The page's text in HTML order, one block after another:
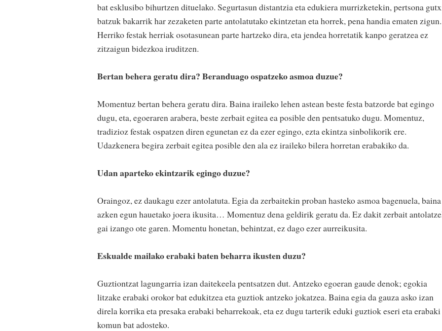
bat esklusibo bihurtzen dituelako. Segurtasun distantzia eta edukiera murrizketekin, pertsona
batzuk bakarrik har zezaketen parte antolatutako ekintzetan eta horrek, pena handia ematen zigun.
Herriko festak herriak osotasunean parte hartzeko dira, eta jendea horretatik kanpo geratzea ez
zitzaigun bidezkoa iruditzen.
Bertan behera geratu dira? Beranduago ospatzeko asmoa duzue?
Momentuz bertan behera geratu dira. Baina iraileko lehen astean beste festa batzorde bat egingo
dugu, eta, egoeraren arabera, beste zerbait egitea ea posible den pentsatuko dugu. Momentuz,
tradizioz festak ospatzen diren egunetan ez da ezer egingo, ezta ekintza sinbolikorik ere.
Udazkenera begira zerbait egitea posible den ala ez iraileko bilera horretan erabakiko da.
Udan aparteko ekintzarik egingo duzue?
Oraingoz, ez daukagu ezer antolatuta. Egia da zerbaitekin proban hasteko asmoa bagenuela, baina
azken egun hauetako joera ikusita… Momentuz dena geldirik geratu da. Ez dakit zerbait
gai izango ote garen. Momentu honetan, behintzat, ez dago ezer aurreikusita.
Eskualde mailako erabaki baten beharra ikusten duzu?
Guztiontzat lagungarria izan daitekeela pentsatzen dut. Antzeko egoeran gaude denok; egokia
litzake erabaki orokor bat edukitzea eta guztiok antzeko jokatzea. Baina egia da gauza asko izan
direla korrika eta presaka erabaki beharrekoak, eta ez dugu tarterik eduki guztiok eseri eta erabaki
komun bat adosteko.